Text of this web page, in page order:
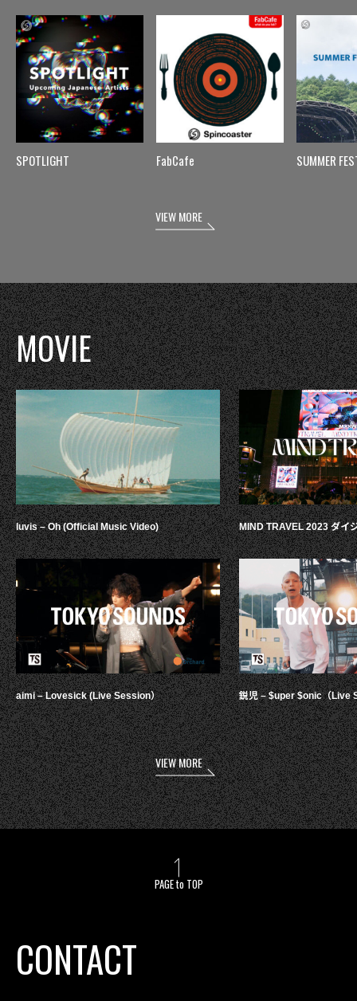
SPOTLIGHT FabCafe SUMMER
VIEW MORE
MOVIE
luvis – Oh (Official Music Video)
aimi – Lovesick (Live Session）
MIND TRAVEL 2023 ダイ
鋭児 – $uper $onic（Live
VIEW MORE
PAGE to TOP
CONTACT